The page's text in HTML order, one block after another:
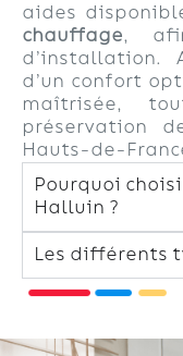
aides
chauffage,
d’installation.
d’un confort
maîtrisée,
préservation
Hauts-de-
Pourquoi
Halluin ?
Les différents